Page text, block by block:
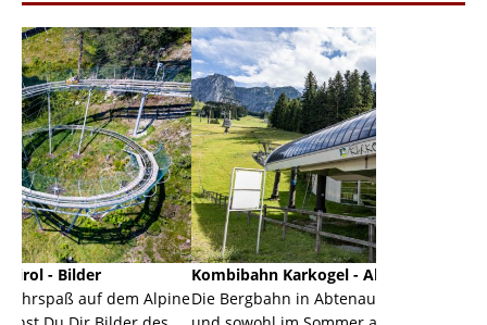
Alpine
Kombibahn Karkogel - Abtenau - Salzburg
Die Bergbahn in Abtenau ist eine Kombibahn